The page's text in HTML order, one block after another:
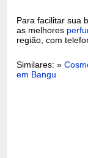
Para facilitar sua
as melhores
região, com
Similares: »
em Bangu